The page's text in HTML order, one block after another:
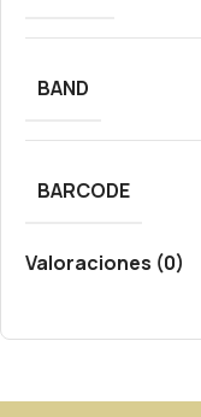
BAND
BARCODE
Valoraciones (0)